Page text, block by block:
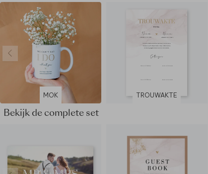
MOK TROUWAKTE
Bekijk de complete set